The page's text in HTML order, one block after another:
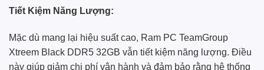
Tiết Kiệm Năng Lượng:
Mặc dù mang lại hiệu suất cao, Ram PC TeamGroup
Xtreem Black DDR5 32GB vẫn tiết kiệm năng lượng. Điều
này giúp giảm chi phí vận hành và đảm bảo rằng hệ thống